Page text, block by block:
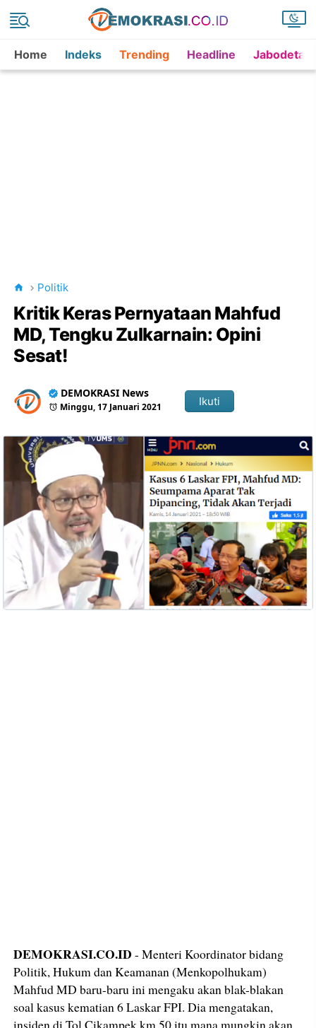
Home Indeks Trending Headline
Politik
Kritik Keras Pernyataan Mahfud
MD, Tengku Zulkarnain: Opini
Sesat!
DEMOKRASI News
Minggu, 17 Januari 2021 Ikuti
DEMOKRASI.CO.ID - Menteri Koordinator bidang
Politik, Hukum dan Keamanan (Menkopolhukam)
Mahfud MD baru-baru ini mengaku akan blak-blakan
soal kasus kematian 6 Laskar FPI. Dia mengatakan,